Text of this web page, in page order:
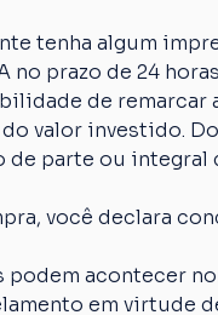
tenha algum
no prazo de 24
de remarcar
valor investido.
parte ou integral
você declara
podem acontecer
em virtude